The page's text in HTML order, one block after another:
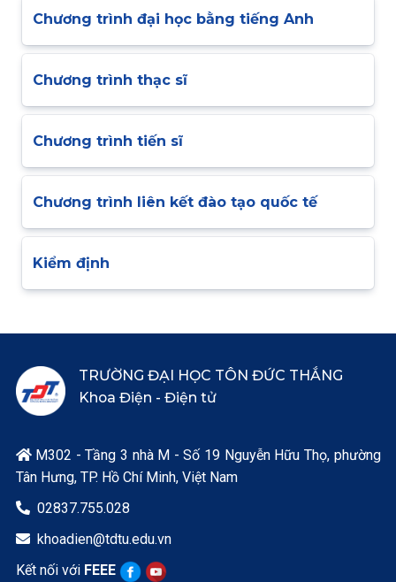
Chương trình đại học bằng tiếng Anh
Chương trình thạc sĩ
Chương trình tiến sĩ
Chương trình liên kết đào tạo quốc tế
Kiểm định
TRƯỜNG ĐẠI HỌC TÔN ĐỨC THẮNG
Khoa Điện - Điện tử
M302 - Tầng 3 nhà M - Số 19 Nguyễn Hữu Thọ, phường
Tân Hưng, TP. Hồ Chí Minh, Việt Nam
 02837.755.028

khoadien@tdtu.edu.vn
Kết nối với FEEE